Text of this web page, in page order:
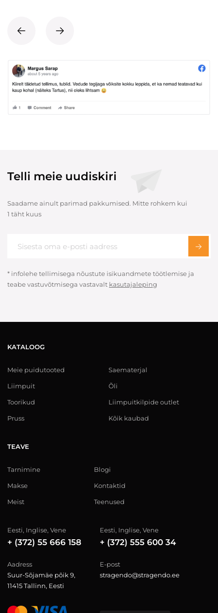
Telli meie uudiskiri
Saadame ainult parimad pakkumised. Mitte rohkem kui
1 täht kuus
* infolehe tellimisega nõustute isikuandmete töötlemise ja
teabe vastuvõtmisega vastavalt kasutajaleping
KATALOOG
Meie puidutooted
Liimpuit
Toorikud
Pruss
Saematerjal
Õli
Liimpuitkilpide outlet
Kõik kaubad
TEAVE
Tarnimine
Makse
Meist
Blogi
Kontaktid
Teenused
Eesti, Inglise, Vene
+ (372) 55 666 158
Eesti, Inglise, Vene
+ (372) 555 600 34
Aadress
Suur-Sõjamäe põik 9,
11415 Tallinn, Eesti
E-post
stragendo@stragendo.ee